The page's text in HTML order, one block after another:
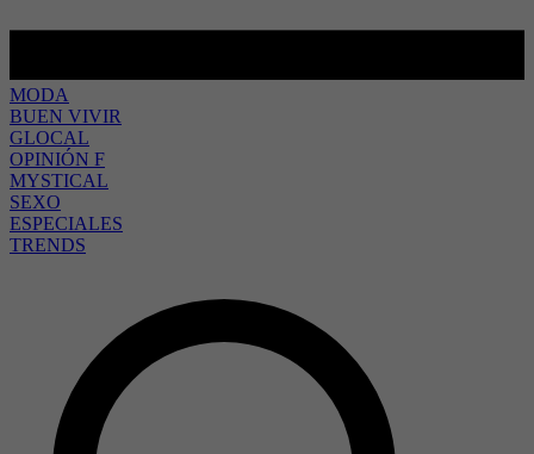
MODA
BUEN VIVIR
GLOCAL
OPINIÓN F
MYSTICAL
SEXO
ESPECIALES
TRENDS